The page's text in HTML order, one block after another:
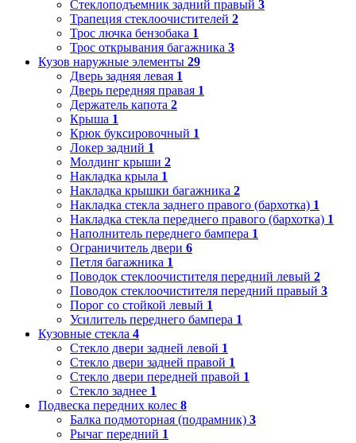
Стеклоподъемник задний правый 3
Трапеция стеклоочистителей 2
Трос лючка бензобака 1
Трос открывания багажника 3
Кузов наружные элементы 29
Дверь задняя левая 1
Дверь передняя правая 1
Держатель капота 2
Крыша 1
Крюк буксировочный 1
Локер задний 1
Молдинг крыши 2
Накладка крыла 1
Накладка крышки багажника 2
Накладка стекла заднего правого (бархотка) 1
Накладка стекла переднего правого (бархотка) 1
Наполнитель переднего бампера 1
Ограничитель двери 6
Петля багажника 1
Поводок стеклоочистителя передний левый 2
Поводок стеклоочистителя передний правый 3
Порог со стойкой левый 1
Усилитель переднего бампера 1
Кузовные стекла 4
Стекло двери задней левой 1
Стекло двери задней правой 1
Стекло двери передней правой 1
Стекло заднее 1
Подвеска передних колес 8
Балка подмоторная (подрамник) 3
Рычаг передний 1